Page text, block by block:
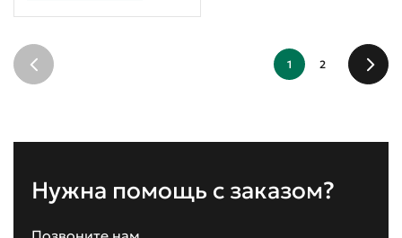
1 2
Нужна помощь с заказом?